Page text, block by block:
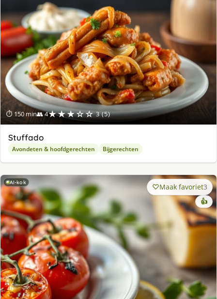
⏱ 150 min👥 4★★★☆☆ 3 (5)
Stuffado
Avondeten & hoofdgerechten Bijgerechten
AI-kok Maak favoriet3
👍